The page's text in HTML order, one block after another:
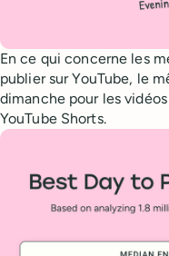
En ce qui concerne les
publier sur YouTube, le
dimanche pour les
YouTube Shorts.